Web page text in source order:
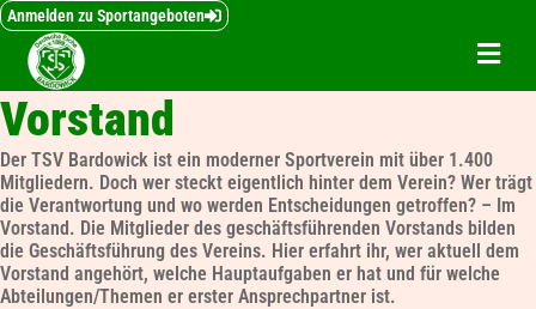
springen
Zum
Inhalt
springen
Anmelden zu Sportangeboten
Vorstand
Der TSV Bardowick ist ein moderner Sportverein mit über 1.400
Mitgliedern. Doch wer steckt eigentlich hinter dem Verein? Wer trägt
die Verantwortung und wo werden Entscheidungen getroffen? – Im
Vorstand. Die Mitglieder des geschäftsführenden Vorstands bilden
die Geschäftsführung des Vereins. Hier erfahrt ihr, wer aktuell dem
Vorstand angehört, welche Hauptaufgaben er hat und für welche
Abteilungen/Themen er erster Ansprechpartner ist.